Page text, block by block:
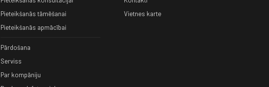
Pieteikšanās tāmēšanai
Pieteikšanās apmācībai
Pārdošana
Serviss
Par kompāniju
Vietnes karte